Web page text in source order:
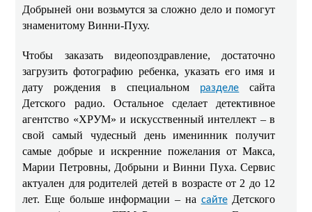
Добрыней они возьмутся за сложно дело и помогут
знаменитому Винни-Пуху.
Чтобы заказать видеопоздравление, достаточно
загрузить фотографию ребенка, указать его имя и
дату рождения в специальном разделе сайта
Детского радио. Остальное сделает детективное
агентство «ХРУМ» и искусственный интеллект – в
свой самый чудесный день именинник получит
самые добрые и искренние пожелания от Макса,
Марии Петровны, Добрыни и Винни Пуха. Сервис
актуален для родителей детей в возрасте от 2 до 12
лет. Еще больше информации – на сайтеДетского